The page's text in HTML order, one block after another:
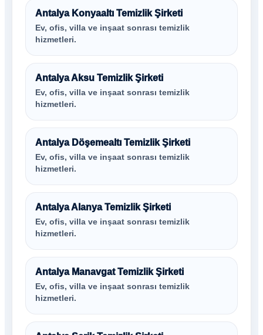
Antalya Konyaaltı Temizlik Şirketi
Ev, ofis, villa ve inşaat sonrası temizlik
hizmetleri.
Antalya Aksu Temizlik Şirketi
Ev, ofis, villa ve inşaat sonrası temizlik
hizmetleri.
Antalya Döşemealtı Temizlik Şirketi
Ev, ofis, villa ve inşaat sonrası temizlik
hizmetleri.
Antalya Alanya Temizlik Şirketi
Ev, ofis, villa ve inşaat sonrası temizlik
hizmetleri.
Antalya Manavgat Temizlik Şirketi
Ev, ofis, villa ve inşaat sonrası temizlik
hizmetleri.